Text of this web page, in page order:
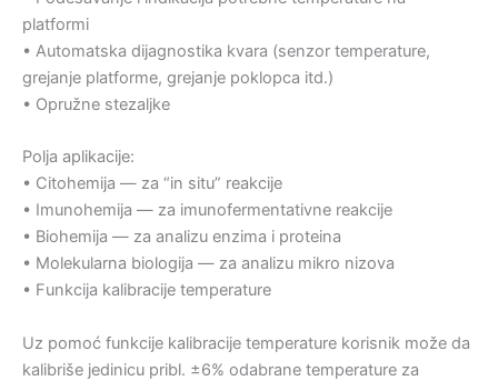
platformi
• Automatska dijagnostika kvara (senzor temperature,
grejanje platforme, grejanje poklopca itd.)
• Opružne stezaljke
Polja aplikacije:
• Citohemija — za “in situ” reakcije
• Imunohemija — za imunofermentativne reakcije
• Biohemija — za analizu enzima i proteina
• Molekularna biologija — za analizu mikro nizova
• Funkcija kalibracije temperature
Uz pomoć funkcije kalibracije temperature korisnik može da
kalibriše jedinicu pribl. ±6% odabrane temperature za